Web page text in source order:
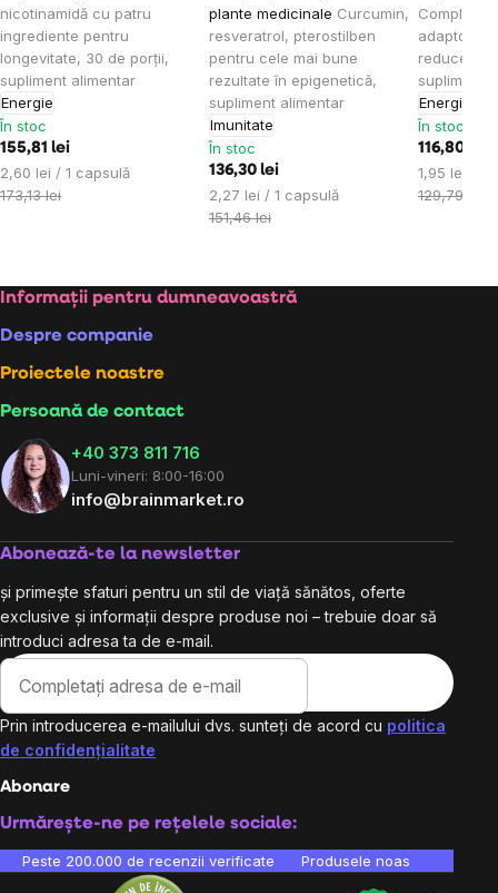
nicotinamidă cu patru
ingrediente pentru
longevitate, 30 de porții,
supliment alimentar
Energie
În stoc
155,81 lei
Evaluare
preţ:
2,60 lei / 1 capsulă
173,13 lei
plante medicinale Curcumin,
resveratrol, pterostilben
pentru cele mai bune
rezultate în epigenetică,
supliment alimentar
Imunitate
În stoc
136,30 lei
Evaluare
preţ:
2,27 lei / 1 capsulă
151,46 lei
Complex
reducerea
supliment
Energie
În stoc
116,80 lei
Evaluare
preţ:
1,95 lei / 1
129,79 lei
Subsol
Informații pentru dumneavoastră
Despre companie
Proiectele noastre
Persoană de contact
+40 373 811 716
Luni-vineri: 8:00-16:00
info@brainmarket.ro
Abonează-te la newsletter
și primește sfaturi pentru un stil de viață sănătos, oferte
exclusive și informații despre produse noi – trebuie doar să
introduci adresa ta de e-mail.
Prin introducerea e-mailului dvs. sunteți de acord cu politica
de confidențialitate
Abonare
Urmărește-ne pe rețelele sociale:
Peste 200.000 de recenzii verificate Produsele noastre sunt